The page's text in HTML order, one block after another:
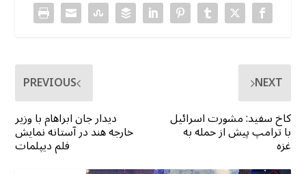
PREVIOUS
دیدار جان ابراهام با وزیر
خارجه هند در آستانه نمایش
فلم دیپلمات
NEXT
کاخ سفید: مشورت اسرائیل
با ترامپ پیش از حمله به
غزه